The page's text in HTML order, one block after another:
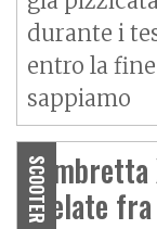
durante i
entro la fine
sappiamo
SCOOTER
svelate